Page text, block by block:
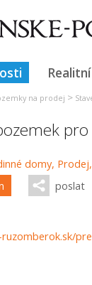
na prodej >
poslat